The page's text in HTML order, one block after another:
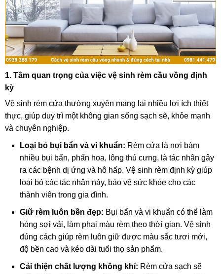
1. Tầm quan trọng của việc vệ sinh rèm cầu vồng định
kỳ
Vệ sinh rèm cửa thường xuyên mang lại nhiều lợi ích thiết
thực, giúp duy trì một không gian sống sạch sẽ, khỏe mạnh
và chuyên nghiệp.
Loại bỏ bụi bẩn và vi khuẩn: Rèm cửa là nơi bám
nhiều bụi bẩn, phấn hoa, lông thú cưng, là tác nhân gây
ra các bệnh dị ứng và hô hấp. Vệ sinh rèm định kỳ giúp
loại bỏ các tác nhân này, bảo vệ sức khỏe cho các
thành viên trong gia đình.
Giữ rèm luôn bền đẹp: Bụi bẩn và vi khuẩn có thể làm
hỏng sợi vải, làm phai màu rèm theo thời gian. Vệ sinh
đúng cách giúp rèm luôn giữ được màu sắc tươi mới,
độ bền cao và kéo dài tuổi thọ sản phẩm.
Cải thiện chất lượng không khí: Rèm cửa sạch sẽ